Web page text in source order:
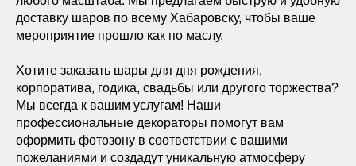
доставку шаров по всему Хабаровску, чтобы ваше
мероприятие прошло как по маслу.
Хотите заказать шары для дня рождения,
корпоратива, годика, свадьбы или другого торжества?
Мы всегда к вашим услугам! Наши
профессиональные декораторы помогут вам
оформить фотозону в соответствии с вашими
пожеланиями и создадут уникальную атмосферу